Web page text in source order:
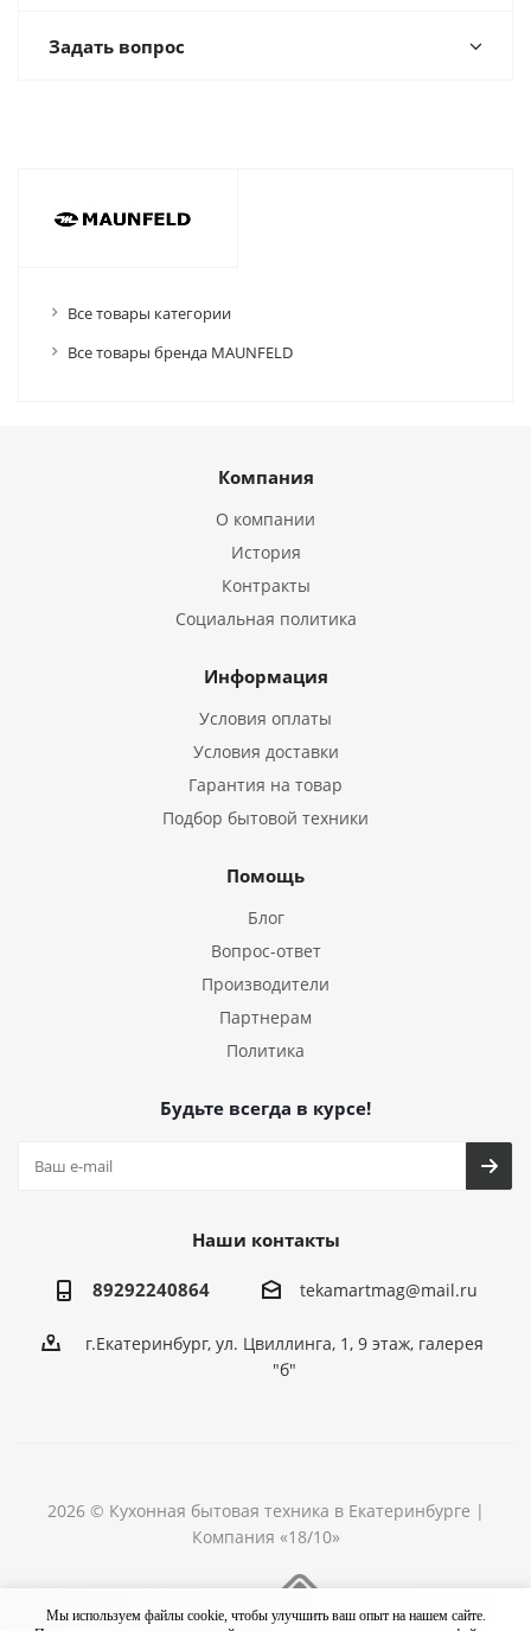
Задать вопрос
Все товары категории
Все товары бренда MAUNFELD
Компания
О компании
История
Контракты
Социальная политика
Информация
Условия оплаты
Условия доставки
Гарантия на товар
Подбор бытовой техники
Помощь
Блог
Вопрос-ответ
Производители
Партнерам
Политика
Будьте всегда в курсе!
Наши контакты
89292240864 tekamartmag@mail.ru
г.Екатеринбург, ул. Цвиллинга, 1, 9 этаж, галерея
"б"
2026 © Кухонная бытовая техника в Екатеринбурге |
Компания «18/10»
Мы используем файлы cookie, чтобы улучшить ваш опыт на нашем сайте.